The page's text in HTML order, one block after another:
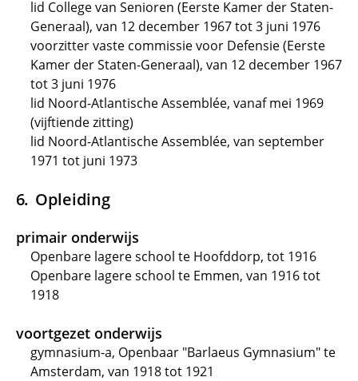
lid College van Senioren (Eerste Kamer der Staten-
Generaal), van 12 december 1967 tot 3 juni 1976
voorzitter vaste commissie voor Defensie (Eerste
Kamer der Staten-Generaal), van 12 december 1967
tot 3 juni 1976
lid Noord-Atlantische Assemblée, vanaf mei 1969
(vijftiende zitting)
lid Noord-Atlantische Assemblée, van september
1971 tot juni 1973
Opleiding
primair onderwijs
Openbare lagere school te Hoofddorp, tot 1916
Openbare lagere school te Emmen, van 1916 tot
1918
voortgezet onderwijs
gymnasium-a, Openbaar "Barlaeus Gymnasium" te
Amsterdam, van 1918 tot 1921